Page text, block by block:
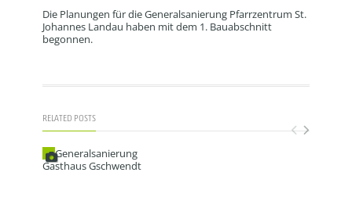
Die Planungen für die Generalsanierung Pfarrzentrum St.
Johannes Landau haben mit dem 1. Bauabschnitt
begonnen.
RELATED POSTS